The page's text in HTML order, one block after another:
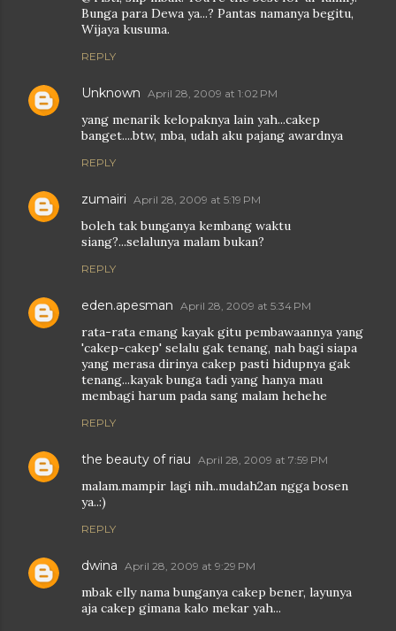
Bunga para Dewa ya...? Pantas namanya begitu,
Wijaya kusuma.
REPLY
Unknown April 28, 2009 at 1:02 PM
yang menarik kelopaknya lain yah...cakep
banget....btw, mba, udah aku pajang awardnya
REPLY
zumairi April 28, 2009 at 5:19 PM
boleh tak bunganya kembang waktu
siang?...selalunya malam bukan?
REPLY
eden.apesman April 28, 2009 at 5:34 PM
rata-rata emang kayak gitu pembawaannya yang
'cakep-cakep' selalu gak tenang, nah bagi siapa
yang merasa dirinya cakep pasti hidupnya gak
tenang...kayak bunga tadi yang hanya mau
membagi harum pada sang malam hehehe
REPLY
the beauty of riau April 28, 2009 at 7:59 PM
malam.mampir lagi nih..mudah2an ngga bosen
ya..:)
REPLY
dwina April 28, 2009 at 9:29 PM
mbak elly nama bunganya cakep bener, layunya
aja cakep gimana kalo mekar yah...